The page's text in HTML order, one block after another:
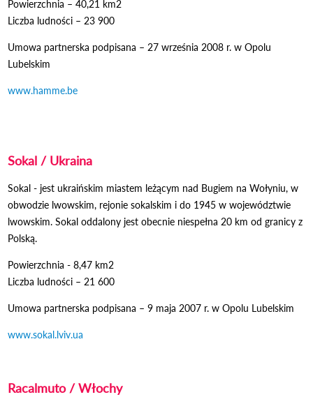
Powierzchnia – 40,21 km2
Liczba ludności – 23 900
Umowa partnerska podpisana – 27 września 2008 r. w Opolu
Lubelskim
www.hamme.be
Sokal / Ukraina
Sokal - jest ukraińskim miastem leżącym nad Bugiem na Wołyniu, w
obwodzie lwowskim, rejonie sokalskim i do 1945 w województwie
lwowskim. Sokal oddalony jest obecnie niespełna 20 km od granicy z
Polską.
Powierzchnia - 8,47 km2
Liczba ludności – 21 600
Umowa partnerska podpisana – 9 maja 2007 r. w Opolu Lubelskim
www.sokal.lviv.ua
Racalmuto / Włochy